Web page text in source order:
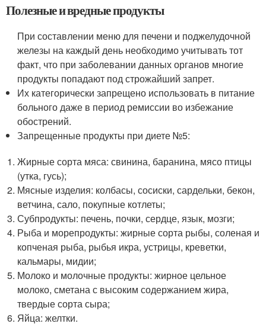
Полезные и вредные продукты
При составлении меню для печени и поджелудочной
железы на каждый день необходимо учитывать тот
факт, что при заболевании данных органов многие
продукты попадают под строжайший запрет.
Их категорически запрещено использовать в питание
больного даже в период ремиссии во избежание
обострений.
Запрещенные продукты при диете №5:
Жирные сорта мяса: свинина, баранина, мясо птицы
(утка, гусь);
Мясные изделия: колбасы, сосиски, сардельки, бекон,
ветчина, сало, покупные котлеты;
Субпродукты: печень, почки, сердце, язык, мозги;
Рыба и морепродукты: жирные сорта рыбы, соленая и
копченая рыба, рыбья икра, устрицы, креветки,
кальмары, мидии;
Молоко и молочные продукты: жирное цельное
молоко, сметана с высоким содержанием жира,
твердые сорта сыра;
Яйца: желтки.